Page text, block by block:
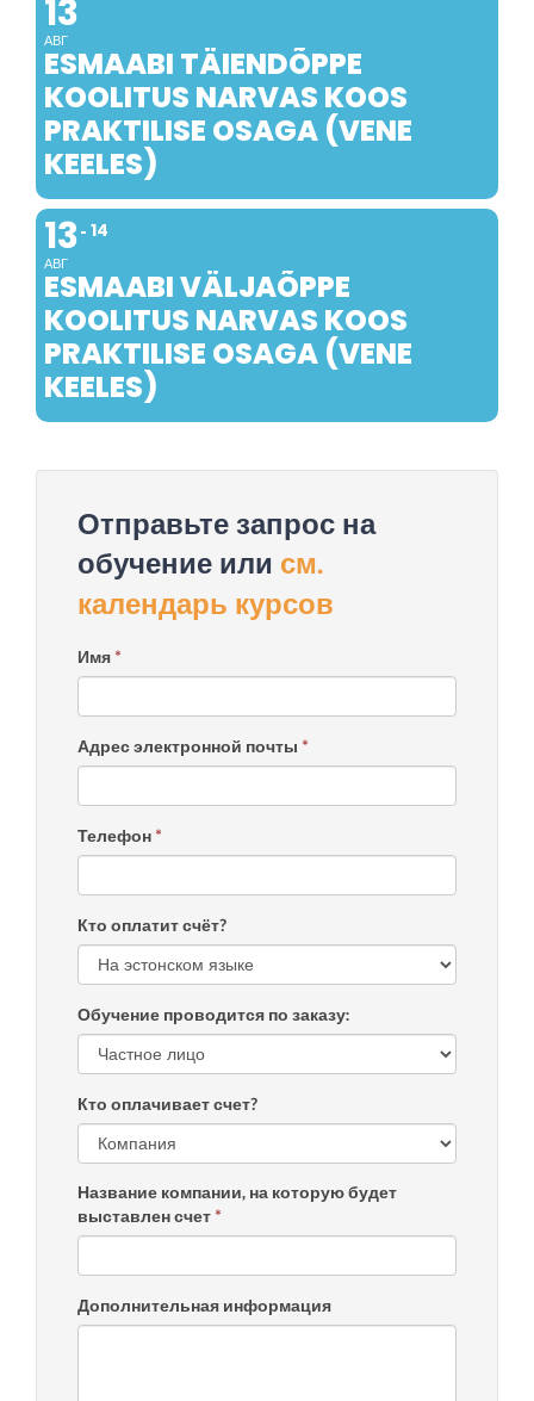
13
АВГ
ESMAABI TÄIENDÕPPE
KOOLITUS NARVAS KOOS
PRAKTILISE OSAGA (VENE
KEELES)
13
АВГ
14
ESMAABI VÄLJAÕPPE
KOOLITUS NARVAS KOOS
PRAKTILISE OSAGA (VENE
KEELES)
Отправьте запрос на
обучение или см.
календарь курсов
Имя *
Адрес электронной почты *
Телефон *
Кто оплатит счёт?
Обучение проводится по заказу:
Кто оплачивает счет?
Название компании, на которую будет
выставлен счет *
Дополнительная информация